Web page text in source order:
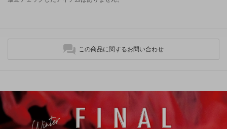
この商品に関するお問い合わせ